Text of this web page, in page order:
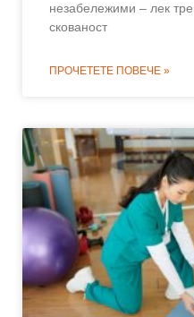
незабележими – лек
скованост
ПРОЧЕТЕТЕ ПОВЕЧЕ »